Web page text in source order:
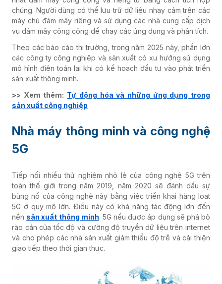
chúng. Người dùng có thể lưu trữ dữ liệu nhạy cảm trên các
máy chủ đám mây riêng và sử dụng các nhà cung cấp dịch
vụ đám mây công cộng để chạy các ứng dụng và phân tích.
Theo các báo cáo thị trường, trong năm 2025 này, phần lớn
các công ty công nghiệp và sản xuất có xu hướng sử dụng
mô hình điện toán lai khi có kế hoạch đầu tư vào phát triển
sản xuất thông minh.
>> Xem thêm: Tự động hóa và những ứng dụng trong
sản xuất công nghiệp
Nhà máy thông minh và công nghệ
5G
Tiếp nối nhiều thử nghiệm nhỏ lẻ của công nghệ 5G trên
toàn thế giới trong năm 2019, năm 2020 sẽ đánh dấu sự
bùng nổ của công nghệ này bằng việc triển khai hàng loạt
5G ở quy mô lớn. Điều này có khả năng tác động lớn đến
nền sản xuất thông minh. 5G nếu được áp dụng sẽ phá bỏ
rào cản của tốc độ và cường độ truyền dữ liệu trên internet
và cho phép các nhà sản xuất giảm thiểu độ trễ và cải thiện
giao tiếp theo thời gian thực.